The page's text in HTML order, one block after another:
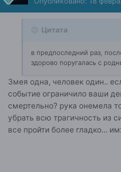
Цитата
в предпоследний раз,
здорово поругалась с
Змея одна, человек один..
событие ограничило ваши
смертельно? рука онемела
убрать всю трагичность из
все пройти более гладко...